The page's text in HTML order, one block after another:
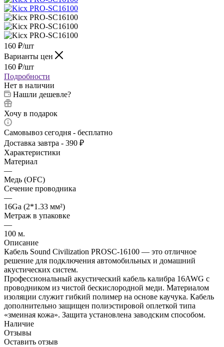
160 ₽/шт
Варианты цен
160 ₽/шт
Подробности
Нет в наличии
Нашли дешевле?
Хочу в подарок
Самовывоз сегодня - бесплатно
Доставка завтра - 390 ₽
Характеристики
Материал
—
Медь (OFC)
Сечение проводника
—
16Ga (2*1.33 мм²)
Метраж в упаковке
—
100 м.
Описание
Кабель Sound Civilization PROSC-16100 — это отличное
решение для подключения автомобильных и домашний
акустических систем.
Профессиональный акустический кабель калибра 16AWG с
проводником из чистой бескислородной меди. Материалом
изоляции служит гибкий полимер на основе каучука. Кабель
дополнительно защищен полиэстировой оплеткой типа
«змеиная кожа». Защита установлена заводским способом.
Наличие
Отзывы
Оставить отзыв